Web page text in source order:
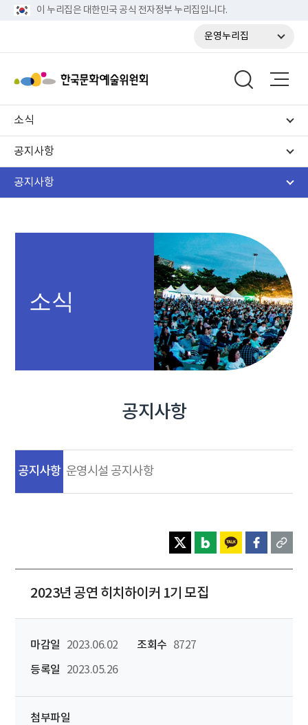
이 누리집은 대한민국 공식 전자정부 누리집입니다.
운영누리집
소식
공지사항
공지사항
소식
공지사항
공지사항 운영시설 공지사항
2023년 공연 히치하이커 1기 모집
마감일 2023.06.02 조회수
8727
등록일
2023.05.26
첨부파일